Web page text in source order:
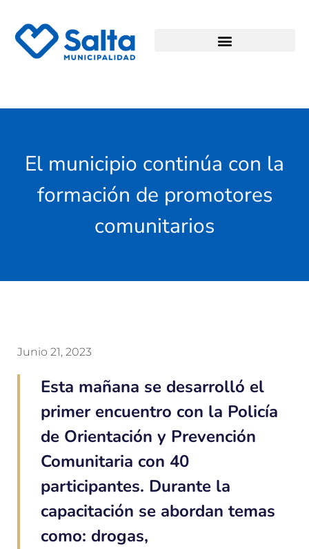
El municipio continúa con la
formación de promotores
comunitarios
Junio 21, 2023
Esta mañana se desarrolló el
primer encuentro con la Policía
de Orientación y Prevención
Comunitaria con 40
participantes. Durante la
capacitación se abordan temas
como: drogas,